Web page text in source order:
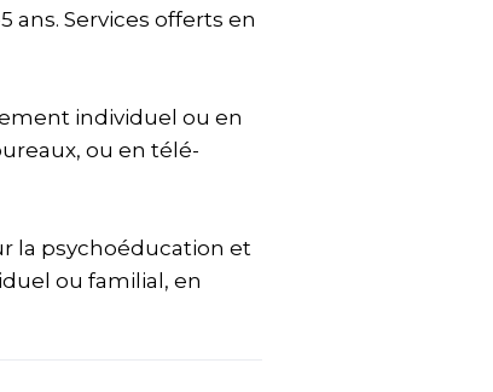
ans. Services offerts en
individuel ou en
ou en télé-
la psychoéducation et
ou familial, en